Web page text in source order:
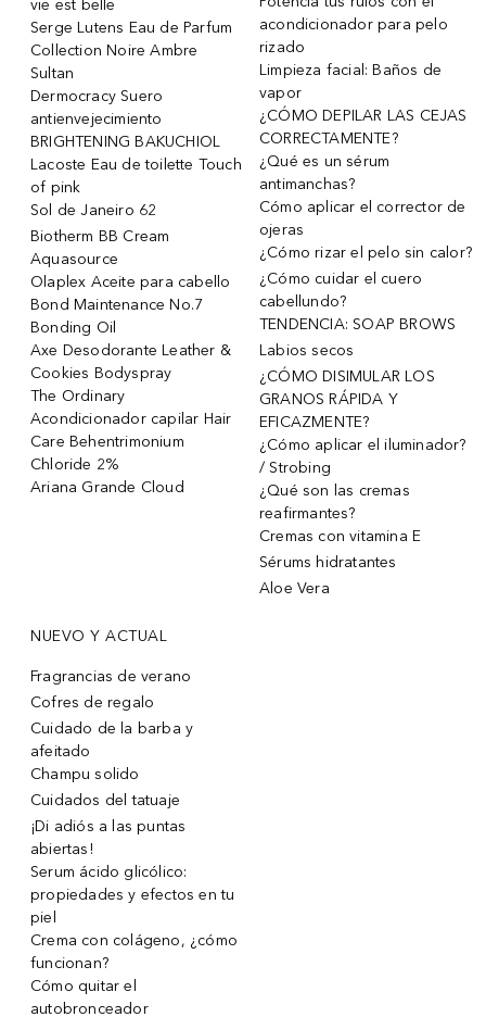
vie est belle
Serge Lutens Eau de Parfum
Collection Noire Ambre
Sultan
Dermocracy Suero
antienvejecimiento
BRIGHTENING BAKUCHIOL
Lacoste Eau de toilette Touch
of pink
Sol de Janeiro 62
Biotherm BB Cream
Aquasource
Olaplex Aceite para cabello
Bond Maintenance No.7
Bonding Oil
Axe Desodorante Leather &
Cookies Bodyspray
The Ordinary
Acondicionador capilar Hair
Care Behentrimonium
Chloride 2%
Ariana Grande Cloud
acondicionador para pelo
rizado
Limpieza facial: Baños de
vapor
¿CÓMO DEPILAR LAS CEJAS
CORRECTAMENTE?
¿Qué es un sérum
antimanchas?
Cómo aplicar el corrector de
ojeras
¿Cómo rizar el pelo sin calor?
¿Cómo cuidar el cuero
cabellundo?
TENDENCIA: SOAP BROWS
Labios secos
¿CÓMO DISIMULAR LOS
GRANOS RÁPIDA Y
EFICAZMENTE?
¿Cómo aplicar el iluminador?
/ Strobing
¿Qué son las cremas
reafirmantes?
Cremas con vitamina E
Sérums hidratantes
Aloe Vera
NUEVO Y ACTUAL
Fragrancias de verano
Cofres de regalo
Cuidado de la barba y
afeitado
Champu solido
Cuidados del tatuaje
¡Di adiós a las puntas
abiertas!
Serum ácido glicólico:
propiedades y efectos en tu
piel
Crema con colágeno, ¿cómo
funcionan?
Cómo quitar el
autobronceador